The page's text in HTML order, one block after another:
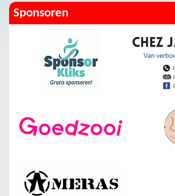
Sponsoren